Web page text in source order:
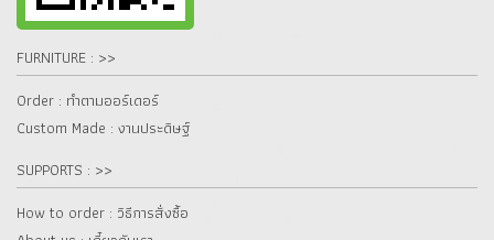
FURNITURE : >>
Order : ทำตามออร์เดอร์
Custom Made : งานประดิษฐ์
SUPPORTS : >>
How to order : วิธีการสั่งซื้อ